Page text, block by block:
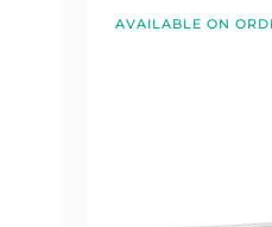
AVAILABLE ON